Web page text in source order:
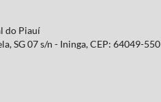
do Piauí
SG 07 s/n - Ininga, CEP: 64049-550